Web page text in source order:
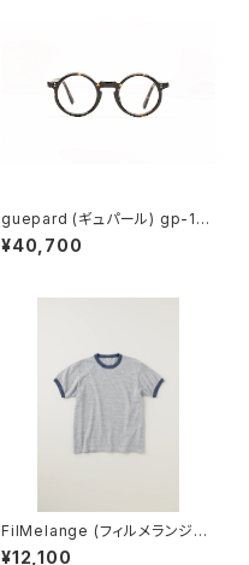
guepard (ギュパール) gp-11
ecaille (clear lens) メガネ
¥40,700
FilMelange (フィルメランジェ)
EMMA / エマ VINTAGE TENJ
¥12,100